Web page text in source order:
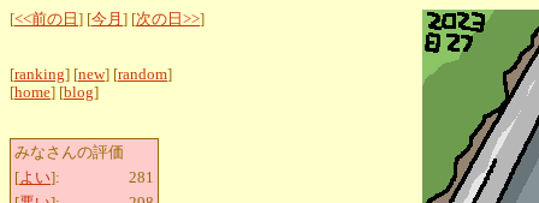
[<<前の日 ] [今月 ] [次の日>>]
[ranking] [new] [random]
[home] [blog]
みなさんの評価
[よい]:
281